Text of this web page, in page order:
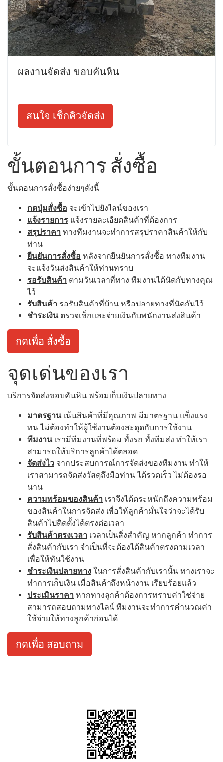
ผลงานจัดส่ง ขอบคันหิน
สนใจ เช็กคิวจัดส่ง
ขั้นตอนการ สั่งซื้อ
ขั้นตอนการสั่งซื้อง่ายๆดังนี้
กดปุ่มสั่งซื้อ จะเข้าไปยังไลน์ของเรา
แจ้งรายการ แจ้งรายละเอียดสินค้าที่ต้องการ
สรุปราคา ทางทีมงานจะทำการสรุปราคาสินค้าให้กับ
ท่าน
ยืนยันการสั่งซื้อ หลังจากยืนยันการสั่งซื้อ ทางทีมงาน
จะแจ้งวันส่งสินค้าให้ท่านทราบ
รอรับสินค้า ตามวันเวลาที่ทาง ทีมงานได้นัดกับทางคุณ
ไว้
รับสินค้า รอรับสินค้าที่บ้าน หรือปลายทางที่นัดกันไว้
ชำระเงินตรวจเช็กและจ่ายเงินกับพนักงานส่งสินค้า
กดเพื่อ สั่งซื้อ
จุดเด่นของเรา
บริการจัดส่งขอบคันหิน พร้อมเก็บเงินปลายทาง
มาตรฐานเน้นสินค้าที่มีคุณภาพ มีมาตรฐาน แข็งแรง
ทน ไม่ต้องทำให้ผู้ใช้งานต้องสะดุดกับการใช้งาน
ทีมงานเรามีทีมงานที่พร้อม ทั้งรถ ทั้งทีมส่ง ทำให้เรา
สามารถให้บริการลูกค้าได้ตลอด
จัดส่งไว จากประสบการณ์การจัดส่งของทีมงาน ทำให้
เราสามารถจัดส่งวัสดุถึงมือท่าน ได้รวดเร็ว ไม่ต้องรอ
นาน
ความพร้อมของสินค้า เราจึงได้ตระหนักถึงความพร้อม
ของสินค้าในการจัดส่ง เพื่อให้ลูกค้ามั่นใจว่าจะได้รับ
สินค้าไปติดตั้งได้ตรงต่อเวลา
รับสินค้าตรงเวลา เวลาเป็นสิ่งสำคัญ หากลูกค้า ทำการ
สั่งสินค้ากับเรา จำเป็นที่จะต้องได้สินค้าตรงตามเวลา
เพื่อให้ทันใช้งาน
ชำระเงินปลายทาง ในการสั่งสินค้ากับเรานั้น ทางเราจะ
ทำการเก็บเงิน เมื่อสินค้าถึงหน้างาน เรียบร้อยแล้ว
ประเมินราคา หากทางลูกค้าต้องการทราบค่าใช่จ่าย
สามารถสอบถามทางไลน์ ทีมงานจะทำการคำนวณค่า
ใช้จ่ายให้ทางลูกค้าก่อนได้
กดเพื่อ สอบถาม